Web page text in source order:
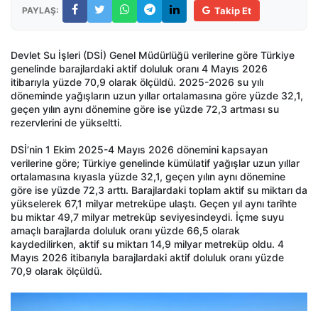
PAYLAŞ: Takip Et
Devlet Su İşleri (DSİ) Genel Müdürlüğü verilerine göre Türkiye
genelinde barajlardaki aktif doluluk oranı 4 Mayıs 2026
itibarıyla yüzde 70,9 olarak ölçüldü. 2025-2026 su yılı
döneminde yağışların uzun yıllar ortalamasına göre yüzde 32,1,
geçen yılın aynı dönemine göre ise yüzde 72,3 artması su
rezervlerini de yükseltti.
DSİ’nin 1 Ekim 2025-4 Mayıs 2026 dönemini kapsayan
verilerine göre; Türkiye genelinde kümülatif yağışlar uzun yıllar
ortalamasına kıyasla yüzde 32,1, geçen yılın aynı dönemine
göre ise yüzde 72,3 arttı. Barajlardaki toplam aktif su miktarı da
yükselerek 67,1 milyar metreküpe ulaştı. Geçen yıl aynı tarihte
bu miktar 49,7 milyar metreküp seviyesindeydi. İçme suyu
amaçlı barajlarda doluluk oranı yüzde 66,5 olarak
kaydedilirken, aktif su miktarı 14,9 milyar metreküp oldu. 4
Mayıs 2026 itibarıyla barajlardaki aktif doluluk oranı yüzde
70,9 olarak ölçüldü.